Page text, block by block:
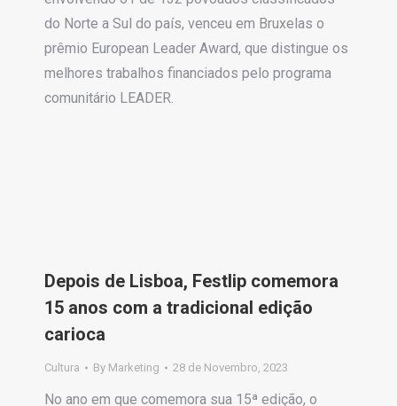
do Norte a Sul do país, venceu em Bruxelas o
prêmio European Leader Award, que distingue os
melhores trabalhos financiados pelo programa
comunitário LEADER.
Depois de Lisboa, Festlip comemora
15 anos com a tradicional edição
carioca
Cultura By Marketing 28 de Novembro, 2023
No ano em que comemora sua 15ª edição, o